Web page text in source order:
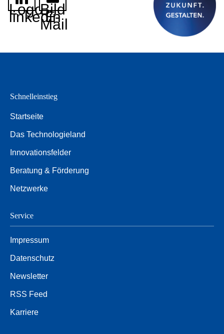
Logo
linkedin
Bild
E-
Mail
Schnelleinstieg
Startseite
Das Technologieland
Innovationsfelder
Beratung & Förderung
Netzwerke
Service
Impressum
Datenschutz
Newsletter
RSS Feed
Karriere